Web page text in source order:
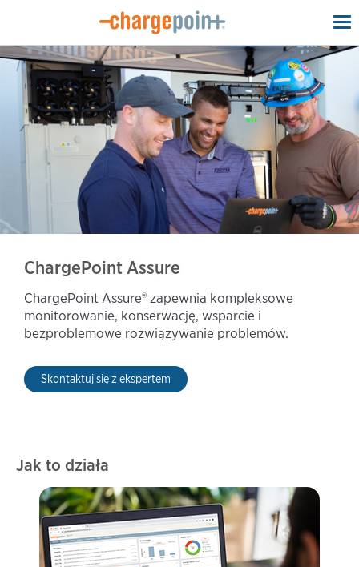
ChargePoint Assure
ChargePoint Assure®️ zapewnia kompleksowe
monitorowanie, konserwację, wsparcie i
bezproblemowe rozwiązywanie problemów.
Skontaktuj się z ekspertem
Jak to działa